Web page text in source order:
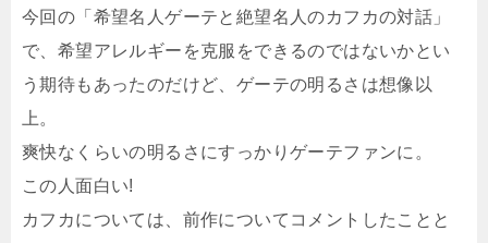
今回の「希望名人ゲーテと絶望名人のカフカの対話」
で、希望アレルギーを克服をできるのではないかとい
う期待もあったのだけど、ゲーテの明るさは想像以
上。
爽快なくらいの明るさにすっかりゲーテファンに。
この人面白い!
カフカについては、前作についてコメントしたことと